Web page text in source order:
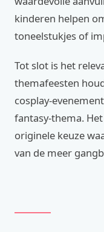
kinderen helpen
toneelstukjes of
Tot slot is het
themafeesten
cosplay-
fantasy-thema.
originele keuze
van de meer